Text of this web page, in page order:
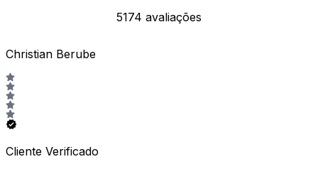
5174 avaliações
Christian Berube
Cliente Verificado